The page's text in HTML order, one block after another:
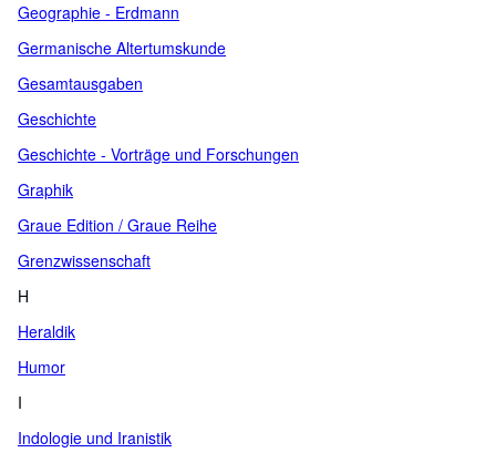
Geographie - Erdmann
Germanische Altertumskunde
Gesamtausgaben
Geschichte
Geschichte - Vorträge und Forschungen
Graphik
Graue Edition / Graue Reihe
Grenzwissenschaft
H
Heraldik
Humor
I
Indologie und Iranistik